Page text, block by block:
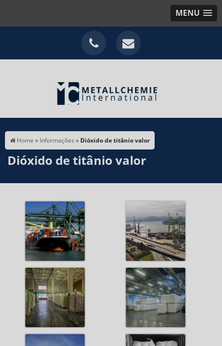
MENU
Home » Informações » Dióxido de titânio valor
Dióxido de titânio valor